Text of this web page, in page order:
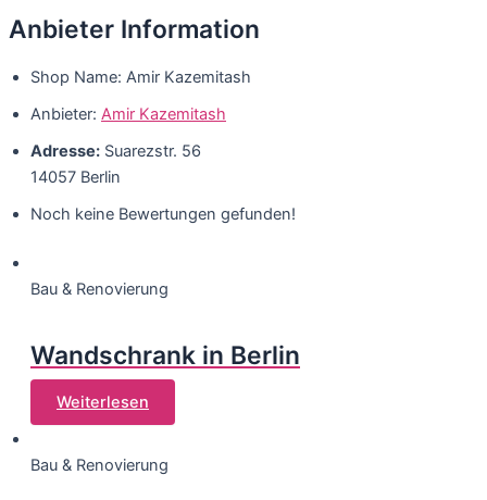
Anbieter Information
Shop Name: Amir Kazemitash
Anbieter: Amir Kazemitash
Adresse: Suarezstr. 56
14057 Berlin
Noch keine Bewertungen gefunden!
Bau & Renovierung
Wandschrank in Berlin
Weiterlesen
Bau & Renovierung